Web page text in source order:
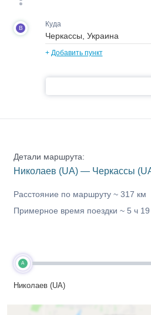
B Куда
+ Добавить пункт
Детали маршрута:
Николаев (UA) — Черкассы
Расстояние по маршруту ~ 317 км
Примерное время поездки ~ 5 ч
A
Николаев (UA)